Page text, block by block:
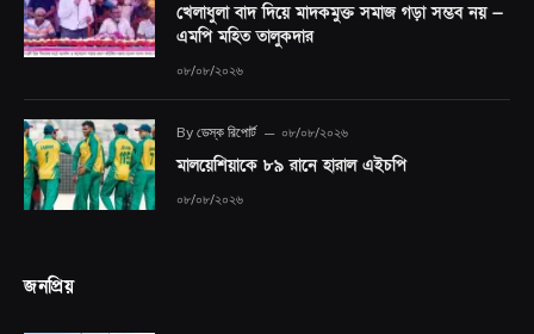
খেলাধুলা বাদ দিয়ে মাদকমুক্ত সমাজ গড়া সম্ভব নয় —
এমপি মহিত তালুকদার
০৮/০৮/২০২৬
By ডেস্ক রিপোর্ট ০৮/০৮/২০২৬
মালয়েশিয়াকে ৮৯ রানে হারাল এইচপি
০৮/০৮/২০২৬
জনপ্রিয়